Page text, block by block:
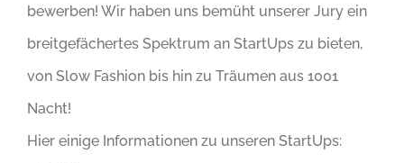
bewerben! Wir haben uns bemüht unserer Jury ein
breitgefächertes Spektrum an StartUps zu bieten,
von Slow Fashion bis hin zu Träumen aus 1001
Nacht!
Hier einige Informationen zu unseren StartUps: